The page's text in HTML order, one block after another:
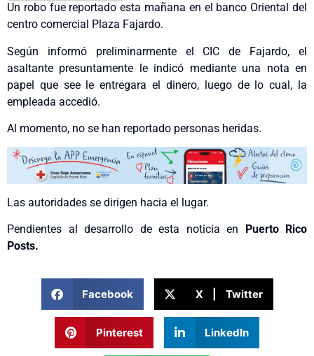
Un robo fue reportado esta mañana en el banco Oriental del
centro comercial Plaza Fajardo.
Según informó preliminarmente el CIC de Fajardo, el
asaltante presuntamente le indicó mediante una nota en
papel que see le entregara el dinero, luego de lo cual, la
empleada accedió.
Al momento, no se han reportado personas heridas.
Las autoridades se dirigen hacia el lugar.
Pendientes al desarrollo de esta noticia en Puerto Rico
Posts.
Facebook X | Twitter
Pinterest LinkedIn